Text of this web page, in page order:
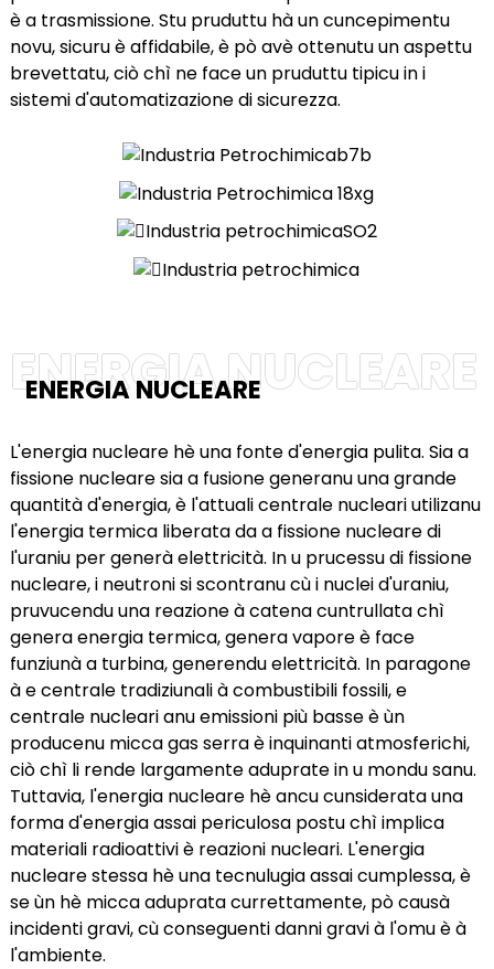
è a trasmissione. Stu pruduttu hà un cuncepimentu
novu, sicuru è affidabile, è pò avè ottenutu un aspettu
brevettatu, ciò chì ne face un pruduttu tipicu in i
sistemi d'automatizazione di sicurezza.
ENERGIA NUCLEARE
ENERGIA NUCLEARE
L'energia nucleare hè una fonte d'energia pulita. Sia a
fissione nucleare sia a fusione generanu una grande
quantità d'energia, è l'attuali centrale nucleari utilizanu
l'energia termica liberata da a fissione nucleare di
l'uraniu per generà elettricità. In u prucessu di fissione
nucleare, i neutroni si scontranu cù i nuclei d'uraniu,
pruvucendu una reazione à catena cuntrullata chì
genera energia termica, genera vapore è face
funziunà a turbina, generendu elettricità. In paragone
à e centrale tradiziunali à combustibili fossili, e
centrale nucleari anu emissioni più basse è ùn
producenu micca gas serra è inquinanti atmosferichi,
ciò chì li rende largamente aduprate in u mondu sanu.
Tuttavia, l'energia nucleare hè ancu cunsiderata una
forma d'energia assai periculosa postu chì implica
materiali radioattivi è reazioni nucleari. L'energia
nucleare stessa hè una tecnulugia assai cumplessa, è
se ùn hè micca aduprata currettamente, pò causà
incidenti gravi, cù conseguenti danni gravi à l'omu è à
l'ambiente.